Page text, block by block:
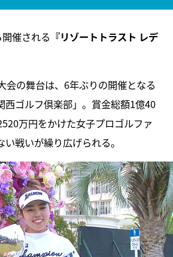
催される 『リゾートトラスト レデ
会の舞台は、6年ぶりの開催となる
西ゴルフ倶楽部」。賞金総額1億40
万円をかけた女子プロゴルファ
戦いが繰り広げられる。